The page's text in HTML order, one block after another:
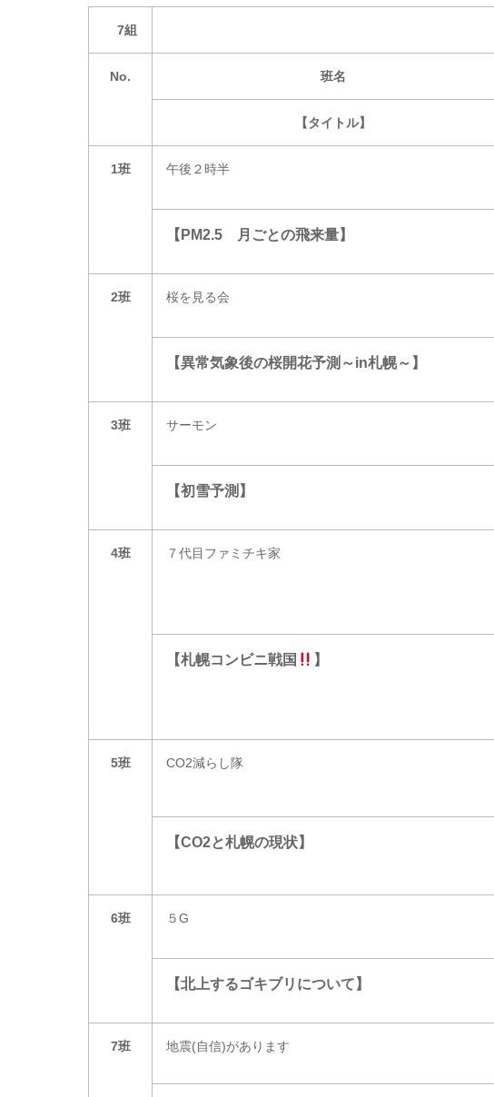
7組
No. 班名
【タイトル】
1班 午後２時半
【PM2.5 月ごとの飛来量】
2班 桜を見る会
【異常気象後の桜開花予測～in札幌～】
3班 サーモン
【初雪予測】
4班 ７代目ファミチキ家
【札幌コンビニ戦国 】
5班 CO2減らし隊
【CO2と札幌の現状】
6班 ５G
【北上するゴキブリについて】
7班 地震(自信)があります